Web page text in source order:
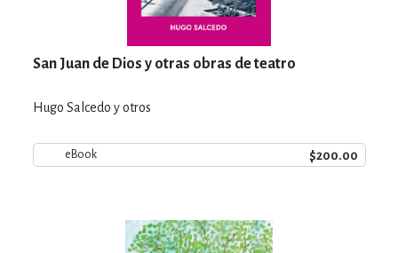
San Juan de Dios y otras obras de teatro
Hugo Salcedo y otros
eBook $200.00